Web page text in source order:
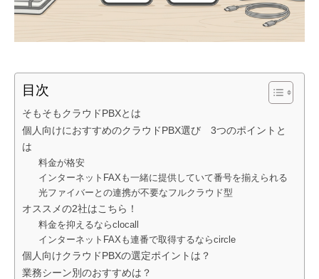
目次
そもそもクラウドPBXとは
個人向けにおすすめのクラウドPBX選び 3つのポイントと
は
料金が格安
インターネットFAXも一緒に提供していて番号を揃えられる
光ファイバーとの連携が不要なフルクラウド型
オススメの2社はこちら！
料金を抑えるならclocall
インターネットFAXも連番で取得するならcircle
個人向けクラウドPBXの選定ポイントは？
業務シーン別のおすすめは？